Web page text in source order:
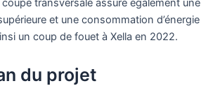
transversale assure également une
et une consommation d’énergie
un coup de fouet à Xella en 2022.
du projet